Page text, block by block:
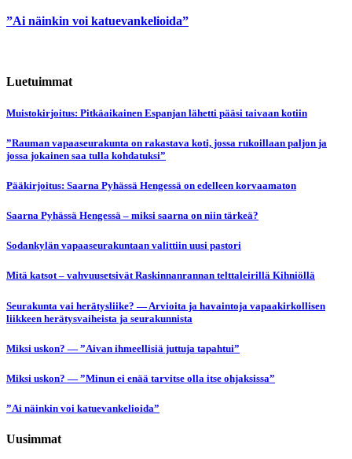
”Ai näinkin voi katuevankelioida”
Luetuimmat
Muistokirjoitus: Pitkäaikainen Espanjan lähetti pääsi taivaan kotiin
”Rauman vapaaseurakunta on rakastava koti, jossa rukoillaan paljon ja
jossa jokainen saa tulla kohdatuksi”
Pääkirjoitus: Saarna Pyhässä Hengessä on edelleen korvaamaton
Saarna Pyhässä Hengessä – miksi saarna on niin tärkeä?
Sodankylän vapaaseurakuntaan valittiin uusi pastori
Mitä katsot – vahvuusetsivät Raskinnanrannan telttaleirillä Kihniöllä
Seurakunta vai herätysliike? — Arvioita ja havaintoja vapaakirkollisen
liikkeen herätysvaiheista ja seurakunnista
Miksi uskon? — ”Aivan ihmeellisiä juttuja tapahtui”
Miksi uskon? — ”Minun ei enää tarvitse olla itse ohjaksissa”
”Ai näinkin voi katuevankelioida”
Uusimmat